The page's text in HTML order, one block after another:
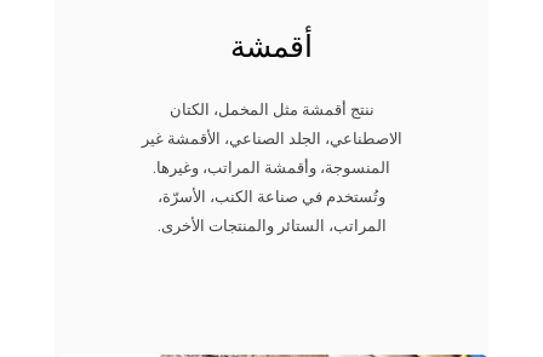
أقمشة
ننتج أقمشة مثل المخمل، الكتان
الاصطناعي، الجلد الصناعي، الأقمشة غير
المنسوجة، وأقمشة المراتب، وغيرها.
وتُستخدم في صناعة الكنب، الأسرّة،
المراتب، الستائر والمنتجات الأخرى.